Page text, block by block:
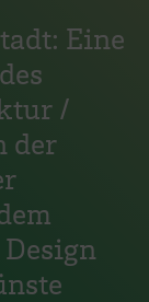
Eine
/
der